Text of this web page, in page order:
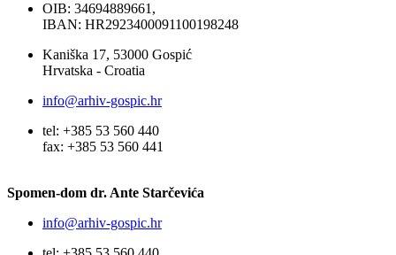
OIB: 34694889661,
IBAN: HR2923400091100198248
Kaniška 17, 53000 Gospić
Hrvatska - Croatia
info@arhiv-gospic.hr
tel: +385 53 560 440
fax: +385 53 560 441
Spomen-dom dr. Ante Starčevića
info@arhiv-gospic.hr